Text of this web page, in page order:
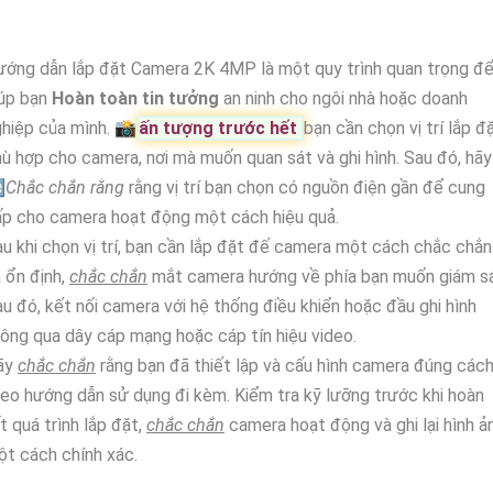
dẫn lắp đặt Camera 2K 4MP là một quy trình quan trọng để
bạn Hoàn toàn tin tưởng an ninh cho ngôi nhà hoặc doanh
của mình. 📸 ấn tượng trước hết bạn cần chọn vị trí lắp
hợp cho camera, nơi mà muốn quan sát và ghi hình. Sau đó, hãy
Chắc chắn rằng rằng vị trí bạn chọn có nguồn điện gần để cung
cho camera hoạt động một cách hiệu quả.
khi chọn vị trí, bạn cần lắp đặt đế camera một cách chắc chắn
ổn định, chắc chắn mắt camera hướng về phía bạn muốn giám
đó, kết nối camera với hệ thống điều khiển hoặc đầu ghi hình
qua dây cáp mạng hoặc cáp tín hiệu video.
chắc chắn rằng bạn đã thiết lập và cấu hình camera đúng cách
hướng dẫn sử dụng đi kèm. Kiểm tra kỹ lưỡng trước khi hoàn
quá trình lắp đặt, chắc chắn camera hoạt động và ghi lại hình
cách chính xác.